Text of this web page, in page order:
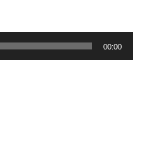
00:00